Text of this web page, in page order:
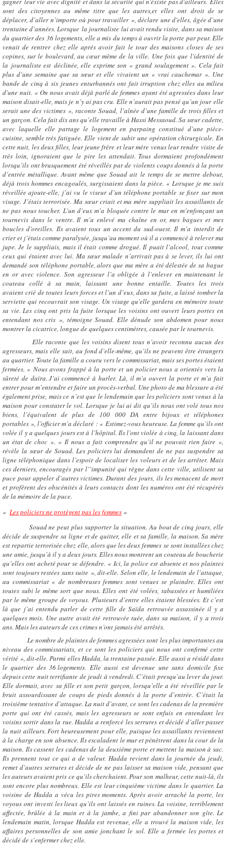
sont des citoyennes au même titre que les autres,et elles ont droit de se
déplacer, d’aller n’importe où pour travailler », déclare une d'elles, âgée d’une
trentaine d’années. Lorsque la journaliste lui avait rendu visite, dans sa maison
du quartier des 36 logements, elle a mis du temps à ouvrir la porte par peur. Elle
venait de rentrer chez elle après avoir fait le tour des maisons closes de ses
copines, sur le boulevard, au cœur même de la ville. Une fois que l'identité de
la journaliste est déclinée, elle exprime son « grand soulagement ». Cela fait
plus d’une semaine que sa sœur et elle vivaient un « vrai cauchemar ». Une
bande de cinq à six jeunes enturbannés ont fait irruption chez elles au milieu
d'une nuit. « On nous avait déjà parlé de femmes ayant été agressées dans leur
maison disait-elle, mais je n’y ai pas cru. Elle n’aurait pas pensé qu’un jour elle
serait une des victimes », raconte Souad, l’aînée d’une famille de trois filles et
un garçon. Cela fait dix ans qu’elle travaille à Hassi Messaoud. Sa sœur cadette,
avec laquelle elle partage le logement en parpaing constitué d’une pièce-
cuisine, semble très fatiguée. Elle vient de subir une opération chirurgicale. En
cette nuit, les deux filles, leur jeune frère et leur mère venus leur rendre visite de
très loin, ignoraient que le pire les attendait. Tous dormaient profondément
lorsqu’ils ont brusquement été réveillés par de violents coups donnés à la porte
d’entrée métallique. Avant même que Souad ait le temps de se mettre debout,
déjà trois hommes encagoulés, surgissaient dans la pièce. « Lorsque je me suis
réveillée ajoute-elle, j’ai vu le viseur d’un téléphone portable se fixer sur mon
visage. J’étais terrorisée. Ma sœur criait et ma mère suppliait les assaillants de
ne pas nous toucher. L’un d’eux m’a bloquée contre le mur en m’enfonçant un
tournevis dans le ventre. Il m’a enlevé ma chaîne en or, mes bagues et mes
boucles d’oreilles. Ils avaient tous un accent du sud-ouest. Il m’a interdit de
crier et j’étais comme paralysée, jusqu’au moment où il a commencé à relever ma
jupe. Je le suppliais, mais il était comme drogué. Il puait l’alcool, tout comme
ceux qui étaient avec lui. Ma sœur malade n’arrivait pas à se lever, ils lui ont
demandé son téléphone portable, alors que ma mère a été délestée de sa bague
en or avec violence. Son agresseur l’a obligée à l’enlever en maintenant le
couteau collé à sa main, laissant une bonne entaille. Toutes les trois
avaient crié de toutes leurs forces et l’un d’eux, dans sa fuite, a laissé tomber la
serviette qui recouvrait son visage. Un visage qu'elle gardera en mémoire toute
sa vie. Les cinq ont pris la fuite lorsque les voisins ont ouvert leurs portes en
entendant nos cris », témoigne Souad. Elle dénude son abdomen pour nous
montrer la cicatrice, longue de quelques centimètres, causée par le tournevis.
Elle raconte que les voisins disent tous n’avoir reconnu aucun des
agresseurs, mais elle sait, au fond d’elle-même, qu’ils ne peuvent être étrangers
au quartier. Toute la famille a couru vers le commissariat, mais ses portes étaient
fermées. « Nous avons frappé à la porte et un policier nous a orientés vers la
sûreté de daïra. J’ai commencé à hurler. Là, il m’a ouvert la porte et m’a fait
entrer pour m’entendre et faire un procès-verbal. Une photo de ma blessure a été
également prise, mais ce n’est que le lendemain que les policiers sont venus à la
maison pour constater le vol. Lorsque je lui ai dit qu’ils nous ont volé tous nos
biens, l’équivalent de plus de 100 000 DA entre bijoux et téléphones
portables », l’officier m’a déclaré : « Estimez-vous heureuse. La femme qu’ils ont
volée il y a quelques jours est à l’hôpital. Ils l’ont violée à cinq, la laissant dans
un état de choc ». « Il nous a fait comprendre qu’il ne pouvait rien faire »,
révèle la sœur de Souad. Les policiers lui demandent de ne pas suspendre sa
ligne téléphonique dans l’espoir de localiser les voleurs et de les arrêter. Mais
ces derniers, encouragés par l’’impunité qui règne dans cette ville, utilisent sa
puce pour appeler d’autres victimes. Durant des jours, ils les menacent de mort
et profèrent des obscénités à leurs contacts dont les numéros ont été récupérés
de la mémoire de la puce.
« Les policiers ne protègent pas les femmes »
Souad ne peut plus supporter la situation. Au bout de cinq jours, elle
décide de suspendre sa ligne et de quitter, elle et sa famille, la maison. Sa mère
est repartie terrorisée chez elle, alors que les deux femmes se sont installées chez
une amie, jusqu’à il y a deux jours. Elles nous montrent un couteau de boucherie
qu’elles ont acheté pour se défendre. « Ici, la police est absente et nos plaintes
sont toujours restées sans suite », dit-elle. Selon elle, le lendemain de l’attaque,
au commissariat « de nombreuses femmes sont venues se plaindre. Elles ont
toutes subi le même sort que nous. Elles ont été volées, tabassées et humiliées
par le même groupe de voyous. Plusieurs d’entre elles étaient blessées. Et c’est
là que j’ai entendu parler de cette fille de Saïda retrouvée assassinée il y a
quelques mois. Une autre avait été retrouvée tuée, dans sa maison, il y a trois
ans. Mais les auteurs de ces crimes n’ont jamais été arrêtés.
Le nombre de plaintes de femmes agressées sont les plus importantes au
niveau des commissariats, et ce sont les policiers qui nous ont confirmé cette
vérité », dit-elle. Parmi elles Hadda, la trentaine passée. Elle aussi a résidé dans
le quartier des 36 logements. Elle aussi est devenue une sans domicile fixe
depuis cette nuit terrifiante de jeudi à vendredi. C’était presqu’au lever du jour.
Elle dormait, avec sa fille et son petit garçon, lorsqu’elle a été réveillée par le
bruit assourdissant de coups de pieds donnés à la porte d’entrée. C’était la
troisième tentative d’attaque. La nuit d’avant, ce sont les cadenas de la première
porte qui ont été cassés, mais les agresseurs se sont enfuis en entendant les
voisins sortir dans la rue. Hadda a renforcé les serrures et décidé d’aller passer
la nuit ailleurs. Fort heureusement pour elle, puisque les assaillants reviennent
à la charge en son absence. Ils escaladent le mur et pénètrent dans la cour de la
maison. Ils cassent les cadenas de la deuxième porte et mettent la maison à sac.
Ils prennent tout ce qui a de valeur. Hadda revient dans la journée du jeudi,
remet d’autres serrures et décide de ne pas laisser sa maison vide, pensant que
les auteurs avaient pris ce qu’ils cherchaient. Pour son malheur, cette nuit-là, ils
sont encore plus nombreux. Elle est leur cinquième victime dans le quartier. La
voisine de Hadda a vécu les pires moments. Après avoir arraché la porte, les
voyous ont investi les lieux qu’ils ont laissés en ruines. La voisine, terriblement
affectée, brûlée à la main et à la jambe, a fini par abandonner son gîte. Le
lendemain matin, lorsque Hadda est revenue, elle a trouvé la maison vide, les
affaires personnelles de son amie jonchant le sol. Elle a fermée les portes et
décidé de s’enfermer chez elle.